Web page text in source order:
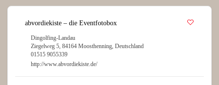
abvordiekiste – die Eventfotobox
Dingolfing-Landau
Ziegelweg 5, 84164 Moosthenning, Deutschland
01515 9055339
http://www.abvordiekiste.de/